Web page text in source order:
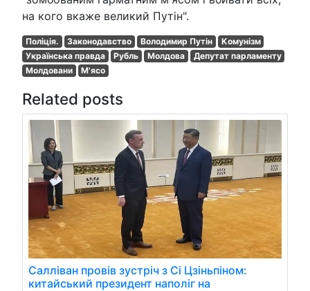
на кого вкаже великий Путін".
Поліція. Законодавство Володимир Путін
Комунізм
Українська правда
Рубль Молдова
Депутат парламенту
Молдовани
М'ясо
Related posts
Салліван провів зустріч з Сі Цзіньпіном:
китайський президент наполіг на